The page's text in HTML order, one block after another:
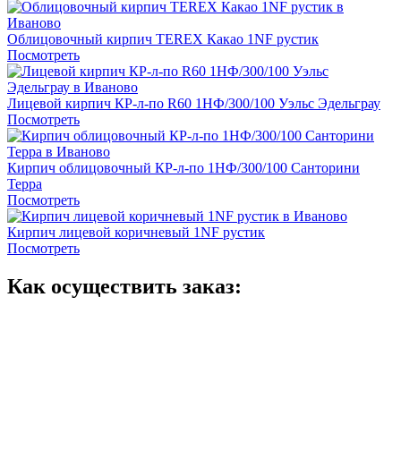
Облицовочный кирпич TEREX Какао 1NF рустик
Посмотреть
Лицевой кирпич КР-л-по R60 1НФ/300/100 Уэльс Эдельграу
Посмотреть
Кирпич облицовочный КР-л-по 1НФ/300/100 Санторини
Терра
Посмотреть
Кирпич лицевой коричневый 1NF рустик
Посмотреть
Как осуществить заказ: